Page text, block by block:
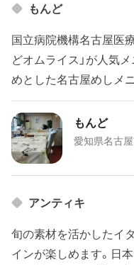
もんど
国立病院機構名古屋医
どオムライス」が人気
めとした名古屋めしメ
もんど
愛知県名古
アンティキ
旬の素材を活かしたイ
インが楽しめます。日